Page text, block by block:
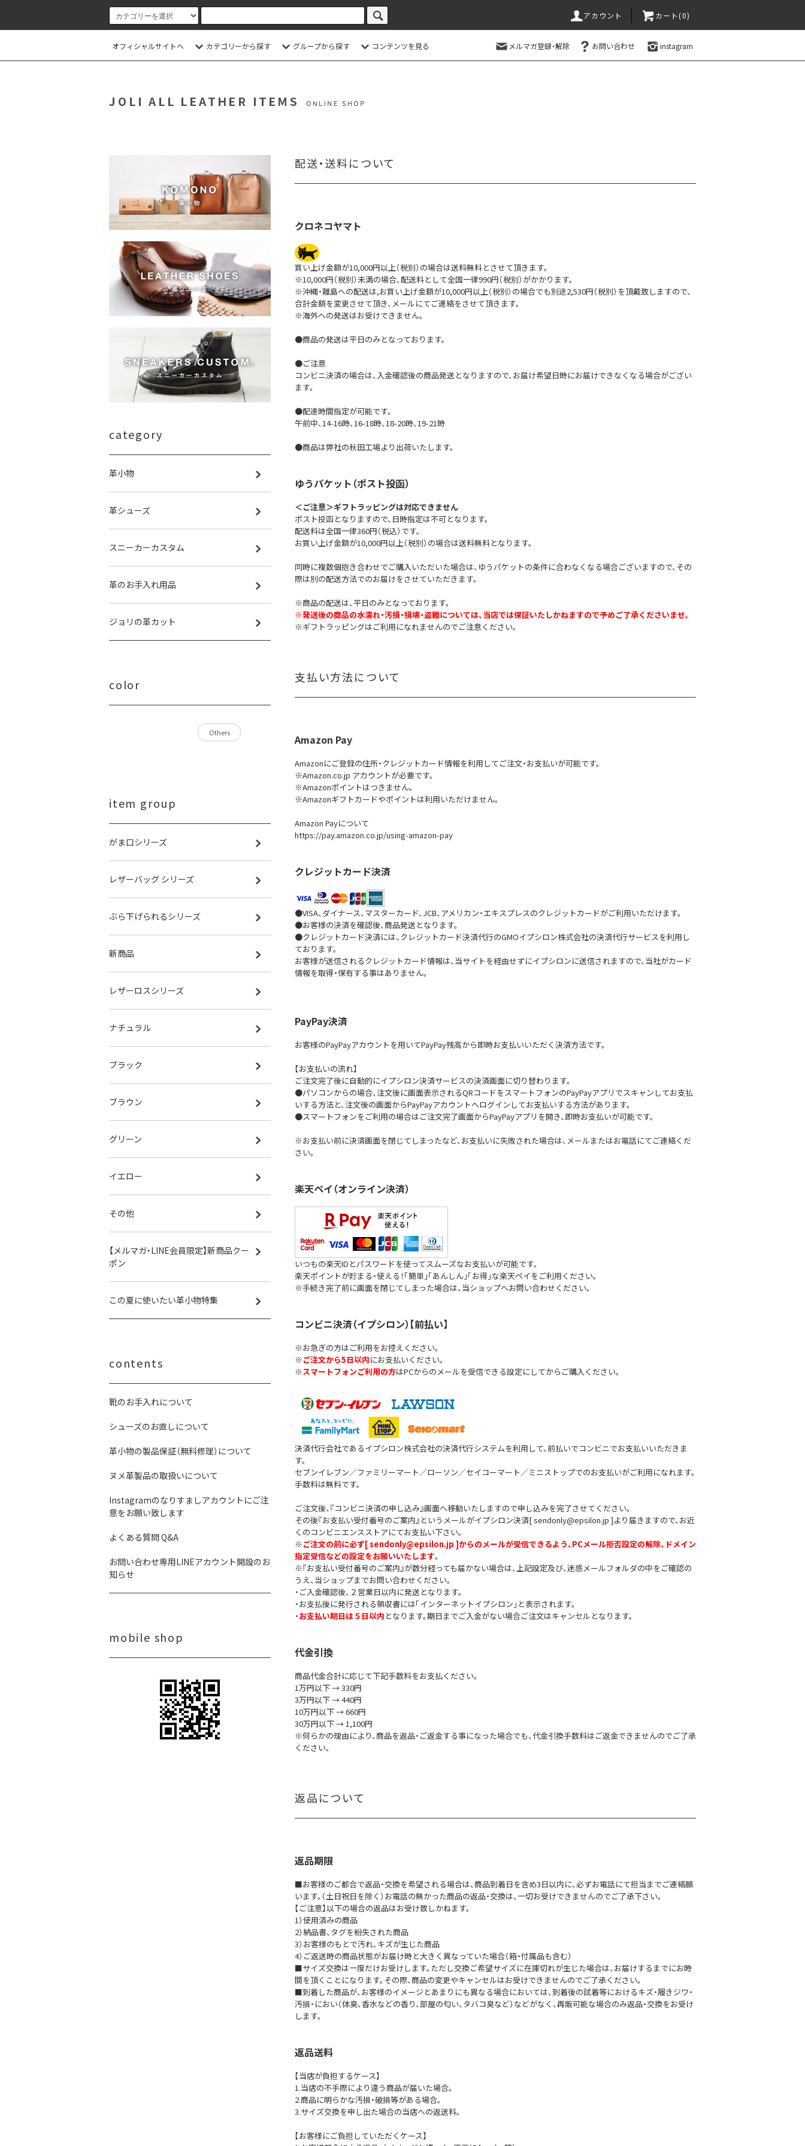
アカウント カート(0)
オフィシャルサイトへ カテゴリーから探す グループから探す コンテンツを見る メルマガ登録・解除 お問い合わせ instagram
配送・送料について
クロネコヤマト
買い上げ金額が10,000円以上（税別）の場合は送料無料とさせて頂きます。
※10,000円（税別）未満の場合、配送料として全国一律990円（税別）がかかります。
※沖縄・離島への配送は,お買い上げ金額が10,000円以上（税別）の場合でも別途2,530円（税別）を頂戴致しますので、
合計金額を変更させて頂き、メールにてご連絡をさせて頂きます。
※海外への発送はお受けできません。
●商品の発送は平日のみとなっております。
●ご注意
コンビニ決済の場合は、入金確認後の商品発送となりますので、お届け希望日時にお届けできなくなる場合がござい
ます。
●配達時間指定が可能です。
午前中、14-16時、16-18時、18-20時、19-21時
●商品は弊社の秋田工場より出荷いたします。
ゆうパケット（ポスト投函）
＜ご注意＞ギフトラッピングは対応できません
ポスト投函となりますので、日時指定は不可となります。
配送料は全国一律360円（税込）です。
お買い上げ金額が10,000円以上（税別）の場合は送料無料となります。
同時に複数個抱き合わせでご購入いただいた場合は、ゆうパケットの条件に合わなくなる場合ございますので、その
際は別の配送方法でのお届けをさせていただきます。
※商品の配送は、平日のみとなっております。
※発送後の商品の水濡れ・汚損・損壊・盗難については、当店では保証いたしかねますので予めご了承くださいませ。
※ギフトラッピングはご利用になれませんのでご注意ください。
支払い方法について
Amazon Pay
Amazonにご登録の住所・クレジットカード情報を利用してご注文・お支払いが可能です。
※Amazon.co.jp アカウントが必要です。
※Amazonポイントはつきません。
※Amazonギフトカードやポイントは利用いただけません。
Amazon Payについて
https://pay.amazon.co.jp/using-amazon-pay
クレジットカード決済
●VISA、ダイナース、マスターカード、JCB、アメリカン・エキスプレスのクレジットカードがご利用いただけます。
●お客様の決済を確認後、商品発送となります。
●クレジットカード決済には、クレジットカード決済代行のGMOイプシロン株式会社の決済代行サービスを利用し
ております。
お客様が送信されるクレジットカード情報は、当サイトを経由せずにイプシロンに送信されますので、当社がカード
情報を取得・保有する事はありません。
PayPay決済
お客様のPayPayアカウントを用いてPayPay残高から即時お支払いいただく決済方法です。
【お支払いの流れ】
ご注文完了後に自動的にイプシロン決済サービスの決済画面に切り替わります。
●パソコンからの場合、注文後に画面表示されるQRコードをスマートフォンのPayPayアプリでスキャンしてお支払
いする方法と、注文後の画面からPayPayアカウントへログインしてお支払いする方法があります。
●スマートフォンをご利用の場合はご注文完了画面からPayPayアプリを開き、即時お支払いが可能です。
※お支払い前に決済画面を閉じてしまったなど、お支払いに失敗された場合は、メールまたはお電話にてご連絡くだ
さい。
楽天ペイ（オンライン決済）
いつもの楽天IDとパスワードを使ってスムーズなお支払いが可能です。
楽天ポイントが貯まる・使える！「簡単」「あんしん」「お得」な楽天ペイをご利用ください。
※手続き完了前に画面を閉じてしまった場合は、当ショップへお問い合わせください。
コンビニ決済（イプシロン）【前払い】
※お急ぎの方はご利用をお控えください。
※ ご注文から5日以内にお支払いください。
※スマートフォンご利用の方はPCからのメールを受信できる設定にしてからご購入ください。
決済代行会社であるイプシロン株式会社の決済代行システムを利用して、前払いでコンビニでお支払いいただきま
す。
セブンイレブン／ファミリーマート／ローソン／セイコーマート／ミニストップでのお支払いがご利用になれます。
手数料は無料です。
ご注文後、『コンビニ決済の申し込み』画面へ移動いたしますので申し込みを完了させてください。
その後『お支払い受付番号のご案内』というメールがイプシロン決済[ sendonly@epsilon.jp ]より届きますので、お近
くのコンビニエンスストアにてお支払い下さい。
※ ご注文の前に必ず[ sendonly@epsilon.jp ]からのメールが受信できるよう、PCメール拒否設定の解除、ドメイン
指定受信などの設定をお願いいたします。
※『お支払い受付番号のご案内』が数分経っても届かない場合は、上記設定及び、迷惑メールフォルダの中をご確認の
うえ、当ショップまでお問い合わせください。
・ご入金確認後、２営業日以内に発送となります。
・お支払後に発行される領収書には「インターネットイプシロン」と表示されます。
・お支払い期日は５日以内 となります。期日までご入金がない場合ご注文はキャンセルとなります。
代金引換
商品代金合計に応じて下記手数料をお支払ください。
1万円以下 → 330円
3万円以下 → 440円
10万円以下 → 660円
30万円以下 → 1,100円
※何らかの理由により、商品を返品・ご返金する事になった場合でも、代金引換手数料はご返金できませんのでご了承
ください。
返品について
返品期限
■お客様のご都合で返品・交換を希望される場合は、商品到着日を含め3日以内に、必ずお電話にて担当までご連絡願
います。（土日祝日を除く）お電話の無かった商品の返品・交換は、一切お受けできませんのでご了承下さい。
【ご注意】以下の場合の返品はお受け致しかねます。
1）使用済みの商品
2）納品書、タグを紛失された商品
3）お客様のもとで汚れ、キズが生じた商品
4）ご返送時の商品状態がお届け時と大きく異なっていた場合（箱・付属品も含む）
■サイズ交換は一度だけお受けします。ただし交換ご希望サイズに在庫切れが生じた場合は、お届けするまでにお時
間を頂くことになります。その際、商品の変更やキャンセルはお受けできませんのでご了承ください。
■到着した商品が、お客様のイメージとあまりにも異なる場合においては、到着後の試着等におけるキズ・履きジワ・
汚損・におい（体臭、香水などの香り、部屋の匂い、タバコ臭など）などがなく、再販可能な場合のみ返品・交換をお受け
します。
返品送料
【当店が負担するケース】
1.当店の不手際により違う商品が届いた場合。
2.商品に明らかな汚損・破損等がある場合。
3.サイズ交換を申し出た場合の当店への返送料。
【お客様にご負担していただくケース】
category
革小物
革シューズ
スニーカーカスタム
革のお手入れ用品
ジョリの革カット
color
Others
item group
がま口シリーズ
レザーバッグ シリーズ
ぶら下げられるシリーズ
新商品
レザーロスシリーズ
ナチュラル
ブラック
ブラウン
グリーン
イエロー
その他
【メルマガ・LINE会員限定】新商品クー
ポン
この夏に使いたい革小物特集
contents
靴のお手入れについて
シューズのお直しについて
革小物の製品保証（無料修理）について
ヌメ革製品の取扱いについて
Instagramのなりすましアカウントにご注
意をお願い致します
よくある質問 Q&A
お問い合わせ専用LINEアカウント開設のお
知らせ
mobile shop